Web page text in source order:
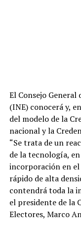
El Consejo
(INE) conocerá y,
del modelo de la
nacional y la
“Se trata de un
de la tecnología,
incorporación en el
rápido de alta
contendrá toda la
el presidente de la
Electores, Marco